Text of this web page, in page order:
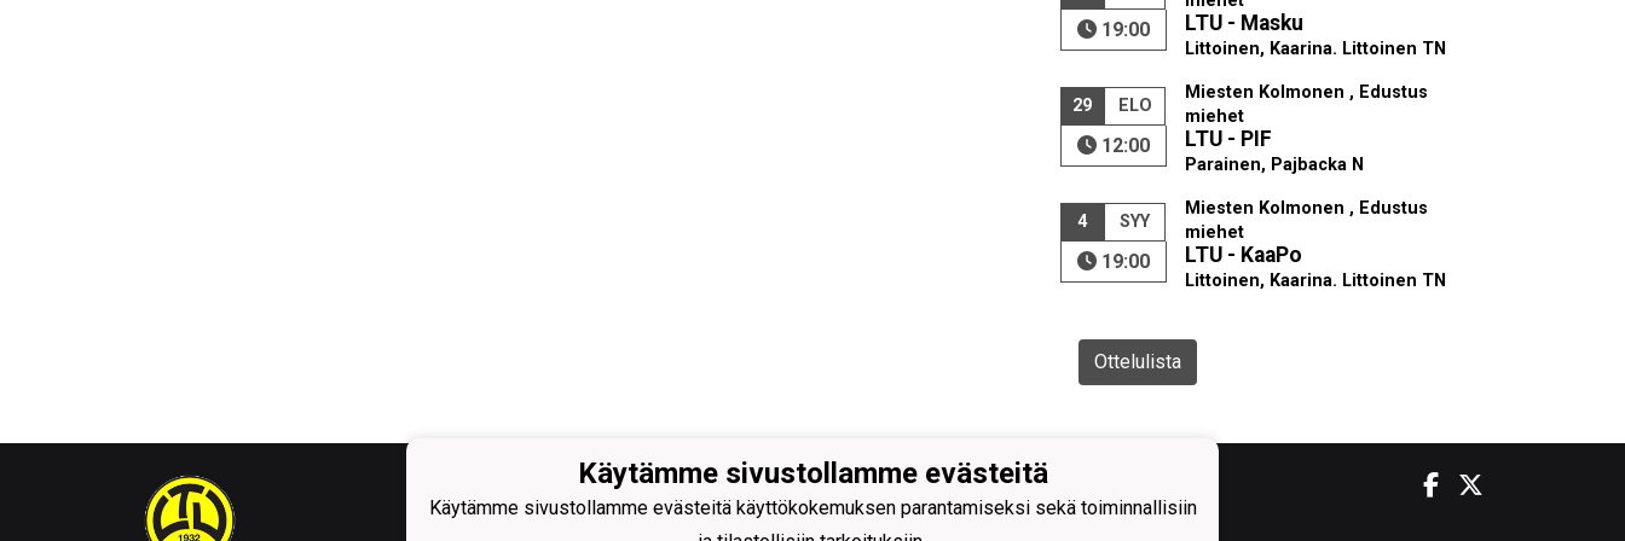
19:00 LTU - Masku
Littoinen, Kaarina. Littoinen TN
29 ELO
12:00
Miesten Kolmonen , Edustus
miehet
LTU - PIF
Parainen, Pajbacka N
4 SYY
19:00
Miesten Kolmonen , Edustus
miehet
LTU - KaaPo
Littoinen, Kaarina. Littoinen TN
Ottelulista
Käytämme sivustollamme evästeitä
Käytämme sivustollamme evästeitä käyttökokemuksen parantamiseksi sekä toiminnallisiin